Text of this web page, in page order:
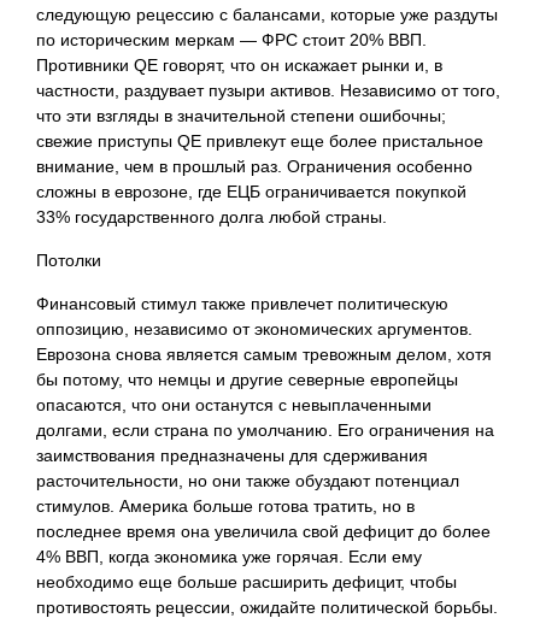
следующую рецессию с балансами, которые уже раздуты
по историческим меркам — ФРС стоит 20% ВВП.
Противники QE говорят, что он искажает рынки и, в
частности, раздувает пузыри активов. Независимо от того,
что эти взгляды в значительной степени ошибочны;
свежие приступы QE привлекут еще более пристальное
внимание, чем в прошлый раз. Ограничения особенно
сложны в еврозоне, где ЕЦБ ограничивается покупкой
33% государственного долга любой страны.
Потолки
Финансовый стимул также привлечет политическую
оппозицию, независимо от экономических аргументов.
Еврозона снова является самым тревожным делом, хотя
бы потому, что немцы и другие северные европейцы
опасаются, что они останутся с невыплаченными
долгами, если страна по умолчанию. Его ограничения на
заимствования предназначены для сдерживания
расточительности, но они также обуздают потенциал
стимулов. Америка больше готова тратить, но в
последнее время она увеличила свой дефицит до более
4% ВВП, когда экономика уже горячая. Если ему
необходимо еще больше расширить дефицит, чтобы
противостоять рецессии, ожидайте политической борьбы.